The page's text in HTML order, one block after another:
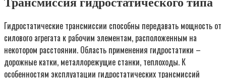
Гидростатические трансмиссии способны передавать мощность от
силового агрегата к рабочим элементам, расположенным на
некотором расстоянии. Область применения гидростатики –
дорожные катки, металлорежущие станки, теплоходы. К
особенностям эксплуатации гидростатических трансмиссий